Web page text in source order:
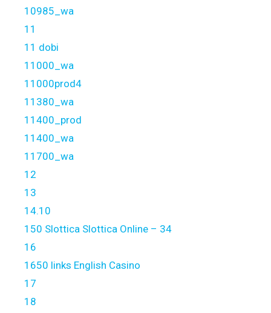
10985_wa
11
11 dobi
11000_wa
11000prod4
11380_wa
11400_prod
11400_wa
11700_wa
12
13
14.10
150 Slottica Slottica Online – 34
16
1650 links English Casino
17
18